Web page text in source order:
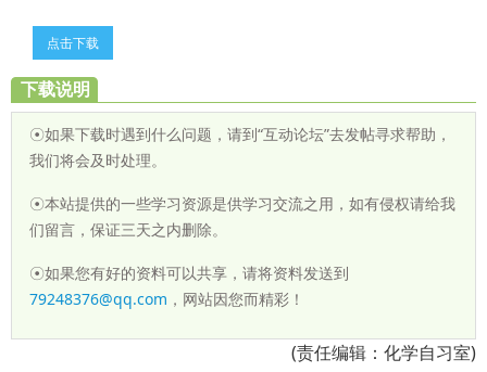
点击下载
下载说明
☉如果下载时遇到什么问题，请到“互动论坛”去发帖寻求帮助，
我们将会及时处理。
☉本站提供的一些学习资源是供学习交流之用，如有侵权请给我
们留言，保证三天之内删除。
☉如果您有好的资料可以共享，请将资料发送到
79248376@qq.com ，网站因您而精彩！
(责任编辑：化学自习室)